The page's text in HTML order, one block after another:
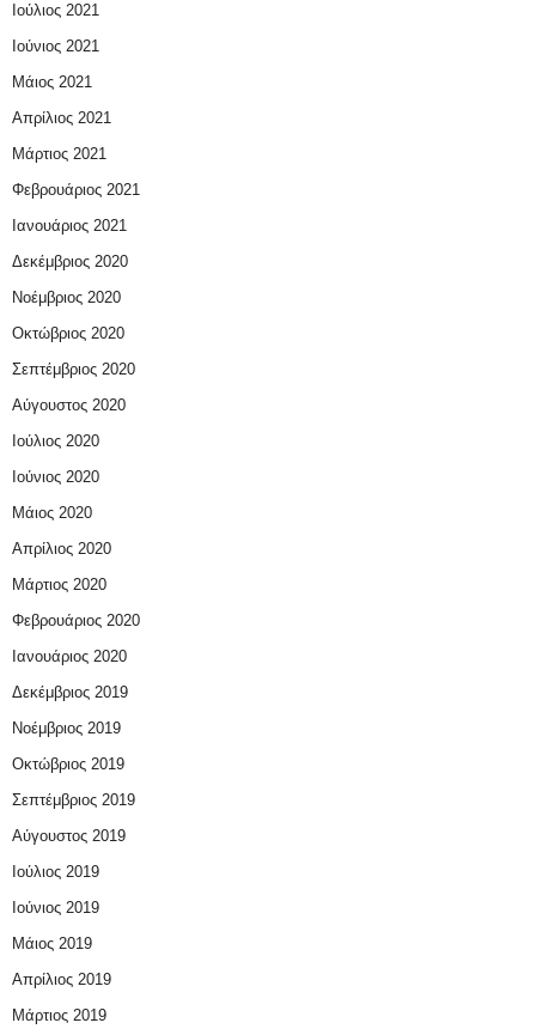
Ιούλιος 2021
Ιούνιος 2021
Μάιος 2021
Απρίλιος 2021
Μάρτιος 2021
Φεβρουάριος 2021
Ιανουάριος 2021
Δεκέμβριος 2020
Νοέμβριος 2020
Οκτώβριος 2020
Σεπτέμβριος 2020
Αύγουστος 2020
Ιούλιος 2020
Ιούνιος 2020
Μάιος 2020
Απρίλιος 2020
Μάρτιος 2020
Φεβρουάριος 2020
Ιανουάριος 2020
Δεκέμβριος 2019
Νοέμβριος 2019
Οκτώβριος 2019
Σεπτέμβριος 2019
Αύγουστος 2019
Ιούλιος 2019
Ιούνιος 2019
Μάιος 2019
Απρίλιος 2019
Μάρτιος 2019